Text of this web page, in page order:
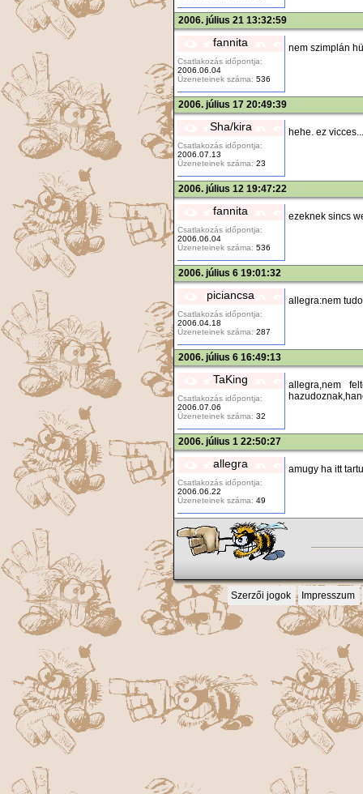
2006. július 21 13:32:59
fannita
Csatlakozás időpontja:
2006.06.04
Üzeneteinek száma: 536
nem szimplán
2006. július 17 20:49:39
Sha/kira
Csatlakozás időpontja:
2006.07.13
Üzeneteinek száma: 23
hehe. ez
2006. július 12 19:47:22
fannita
Csatlakozás időpontja:
2006.06.04
Üzeneteinek száma: 536
ezeknek sincs
2006. július 6 19:01:32
piciancsa
Csatlakozás időpontja:
2006.04.18
Üzeneteinek száma: 287
allegra:nem
2006. július 6 16:49:13
TaKing
Csatlakozás időpontja:
2006.07.06
Üzeneteinek száma: 32
allegra,nem
2006. július 1 22:50:27
allegra
Csatlakozás időpontja:
2006.06.22
Üzeneteinek száma: 49
amugy ha itt
Szerzői jogok Impresszum